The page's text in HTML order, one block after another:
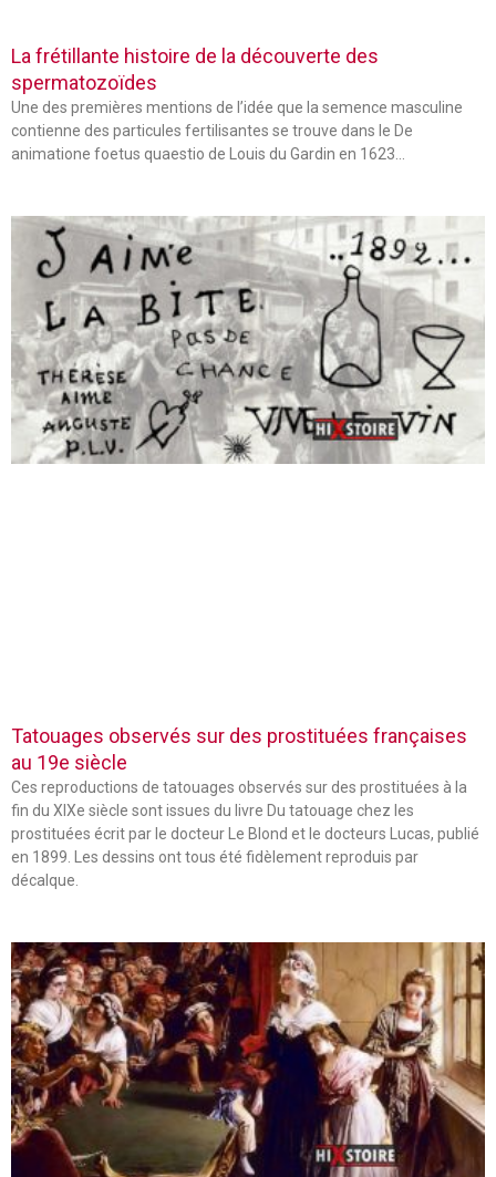
La frétillante histoire de la découverte des
spermatozoïdes
Une des premières mentions de l’idée que la semence masculine
contienne des particules fertilisantes se trouve dans le De
animatione foetus quaestio de Louis du Gardin en 1623…
Tatouages observés sur des prostituées françaises
au 19e siècle
Ces reproductions de tatouages observés sur des prostituées à la
fin du XIXe siècle sont issues du livre Du tatouage chez les
prostituées écrit par le docteur Le Blond et le docteurs Lucas, publié
en 1899. Les dessins ont tous été fidèlement reproduis par
décalque.